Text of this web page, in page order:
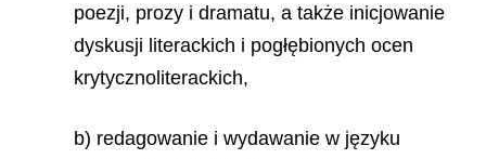
poezji, prozy i dramatu, a także inicjowanie
dyskusji literackich i pogłębionych ocen
krytycznoliterackich,
b) redagowanie i wydawanie w języku